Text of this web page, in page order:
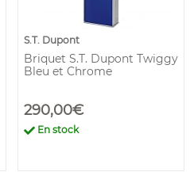
S.T. Dupont
Briquet S.T. Dupont Twiggy
Bleu et Chrome
290,00€
En stock